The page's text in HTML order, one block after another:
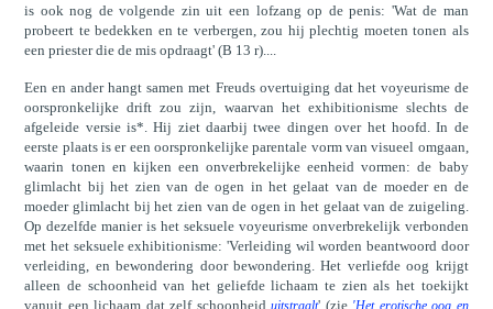
is ook nog de volgende zin uit een lofzang op de penis: 'Wat de man
probeert te bedekken en te verbergen, zou hij plechtig moeten tonen als
een priester die de mis opdraagt' (B 13 r)....
Een en ander hangt samen met Freuds overtuiging dat het voyeurisme de
oorspronkelijke drift zou zijn, waarvan het exhibitionisme slechts de
afgeleide versie is*. Hij ziet daarbij twee dingen over het hoofd. In de
eerste plaats is er een oorspronkelijke parentale vorm van visueel omgaan,
waarin tonen en kijken een onverbrekelijke eenheid vormen: de baby
glimlacht bij het zien van de ogen in het gelaat van de moeder en de
moeder glimlacht bij het zien van de ogen in het gelaat van de zuigeling.
Op dezelfde manier is het seksuele voyeurisme onverbrekelijk verbonden
met het seksuele exhibitionisme: 'Verleiding wil worden beantwoord door
verleiding, en bewondering door bewondering. Het verliefde oog krijgt
alleen de schoonheid van het geliefde lichaam te zien als het toekijkt
vanuit een lichaam dat zelf schoonheiduitstraalt' (zie 'Het erotische oog en